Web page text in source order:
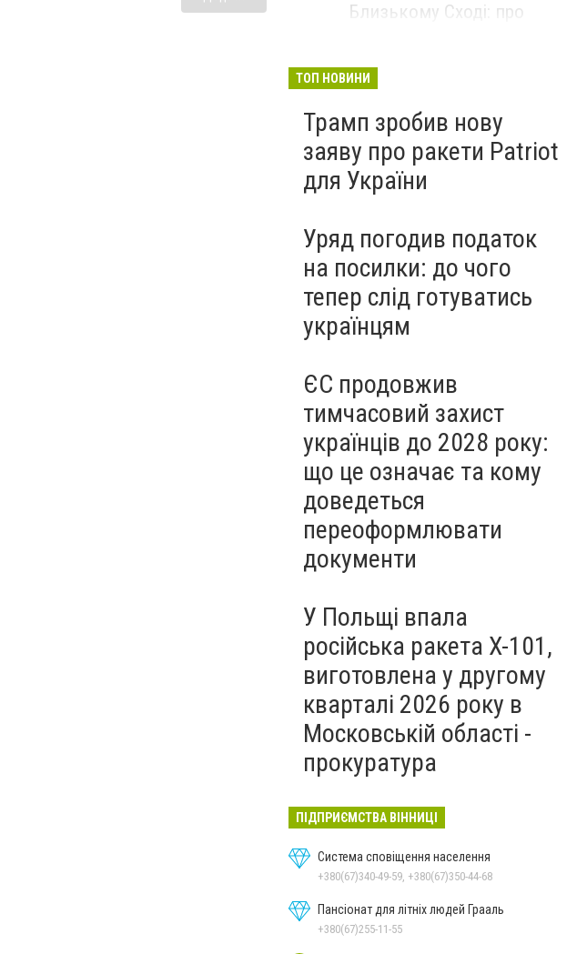
Близькому Сході: про
ТОП НОВИНИ
Трамп зробив нову
заяву про ракети Patriot
для України
Уряд погодив податок
на посилки: до чого
тепер слід готуватись
українцям
ЄС продовжив
тимчасовий захист
українців до 2028 року:
що це означає та кому
доведеться
переоформлювати
документи
У Польщі впала
російська ракета X-101,
виготовлена у другому
кварталі 2026 року в
Московській області -
прокуратура
ПІДПРИЄМСТВА ВІННИЦІ
Система сповіщення населення
+380(67)340-49-59, +380(67)350-44-68
Пансіонат для літніх людей Грааль
+380(67)255-11-55